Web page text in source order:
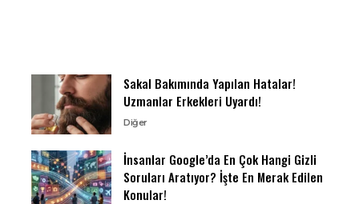
Sakal Bakımında Yapılan Hatalar!
Uzmanlar Erkekleri Uyardı!
Diğer
İnsanlar Google’da En Çok Hangi Gizli
Soruları Aratıyor? İşte En Merak Edilen
Konular!